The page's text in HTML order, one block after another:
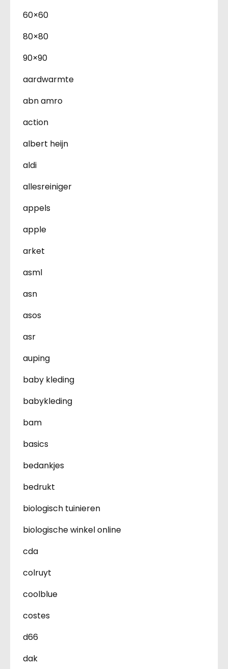
60×60
80×80
90×90
aardwarmte
abn amro
action
albert heijn
aldi
allesreiniger
appels
apple
arket
asml
asn
asos
asr
auping
baby kleding
babykleding
bam
basics
bedankjes
bedrukt
biologisch tuinieren
biologische winkel online
cda
colruyt
coolblue
costes
d66
dak